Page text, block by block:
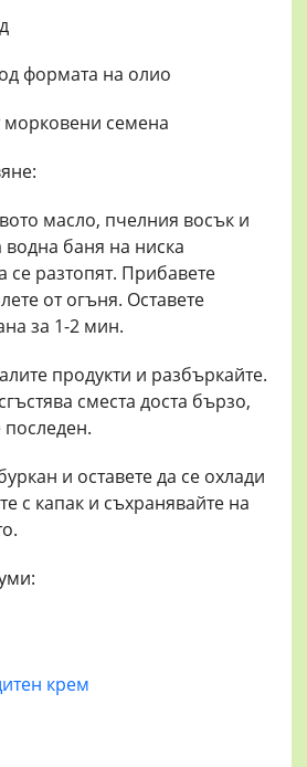
формата на олио
морковени семена
масло, пчелния восък и
баня на ниска
се разтопят. Прибавете
от огъня. Оставете
за 1-2 мин.
продукти и разбъркайте.
сместа доста бързо,
последен.
и оставете да се охлади
с капак и съхранявайте на
крем